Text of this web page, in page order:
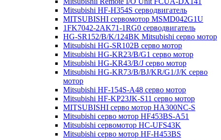
Mitsubishi HF-H354S серводвигатель
MITSUBISHI сервомотор MSMD042G1U
1FK7042-2AK71-1RG0 серводвигатель
HG-SR152/B/K/124BK Mitsubishi серво мотор
Mitsubishi HG-SR102B серво мотор
Mitsubishi HG-KR23/B/G1 серво мотор
Mitsubishi HG-KR43/B/J серво мотор
Mitsubishi HG-KR73/B/BJ/KR/G1/J/K серво
мотор
Mitsubishi HF-154S-A48 серво мотор
Mitsubishi HF-KP23JK-S11 серво мотор
MITSUBISHI серво мотор HA300NC-S
Mitsubishi серво мотор HF453BS-A51
Mitsubishi сервомотор HC-UFS43K
Mitsubishi серво мотор HF-H453BS